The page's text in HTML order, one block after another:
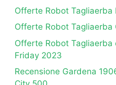
Offerte Robot Tagliaerba
Offerte Robot
Offerte Robot Tagliaerba
Friday 2023
Recensione Gardena